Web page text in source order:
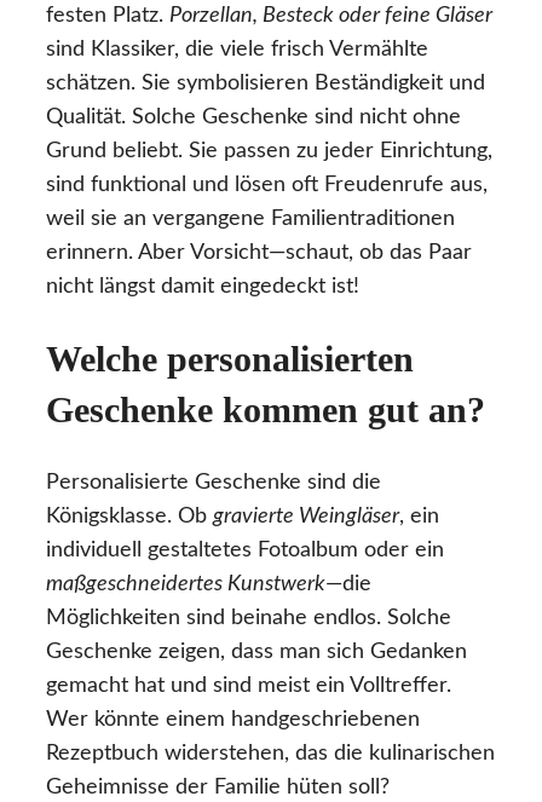
festen Platz. Porzellan, Besteck oder feine Gläser
sind Klassiker, die viele frisch Vermählte
schätzen. Sie symbolisieren Beständigkeit und
Qualität. Solche Geschenke sind nicht ohne
Grund beliebt. Sie passen zu jeder Einrichtung,
sind funktional und lösen oft Freudenrufe aus,
weil sie an vergangene Familientraditionen
erinnern. Aber Vorsicht—schaut, ob das Paar
nicht längst damit eingedeckt ist!
Welche personalisierten
Geschenke kommen gut an?
Personalisierte Geschenke sind die
Königsklasse. Obgravierte Weingläser, ein
individuell gestaltetes Fotoalbum oder ein
maßgeschneidertes Kunstwerk—die
Möglichkeiten sind beinahe endlos. Solche
Geschenke zeigen, dass man sich Gedanken
gemacht hat und sind meist ein Volltreffer.
Wer könnte einem handgeschriebenen
Rezeptbuch widerstehen, das die kulinarischen
Geheimnisse der Familie hüten soll?